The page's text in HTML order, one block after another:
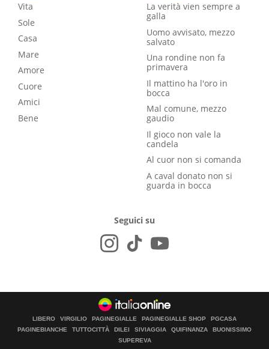
Vita
Sole
Casa
Mare
Amore
Cuore
Amici
Bene
La verità vien sempre a
galla
Uomo avvisato, mezzo
salvato
Una rondine non fa
primavera
Il mattino ha l'oro in
bocca
Mal comune, mezzo
gaudio
Il gioco non vale la
candela
Al cuor non si comanda
A caval donato non si
guarda in bocca
Seguici su
LIBERO VIRGILIO PAGINEGIALLE PAGINEGIALLE SHOP
PGCASA
PAGINEBIANCHE
TUTTOCITTÀ DILEI SIVIAGGIA QUIFINANZA
BUONISSIMO
SUPEREVA